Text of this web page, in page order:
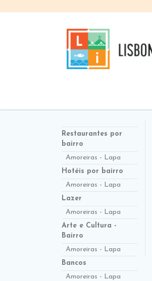
Restaurantes por
bairro
Amoreiras - Lapa
Hotéis por bairro
Amoreiras - Lapa
Lazer
Amoreiras - Lapa
Arte e Cultura -
Bairro
Amoreiras - Lapa
Bancos
Amoreiras - Lapa